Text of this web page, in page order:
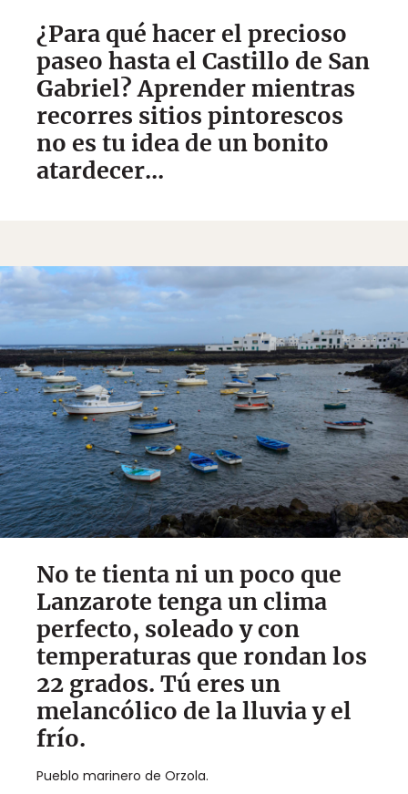
¿Para qué hacer el precioso
paseo hasta el Castillo de San
Gabriel? Aprender mientras
recorres sitios pintorescos
no es tu idea de un bonito
atardecer...
No te tienta ni un poco que
Lanzarote tenga un clima
perfecto, soleado y con
temperaturas que rondan los
22 grados. Tú eres un
melancólico de la lluvia y el
frío.
Pueblo marinero de Orzola.